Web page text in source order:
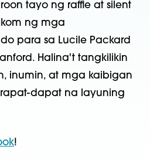
tayo ng raffle at silent
ng mga
para sa Lucile Packard
Halina't tangkilikin
inumin, at mga kaibigan
dapat na layuning
!